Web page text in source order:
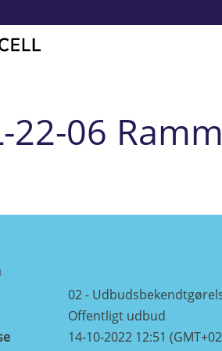
22-06
02 -
Offentligt udbud
14-10-2022 12:51